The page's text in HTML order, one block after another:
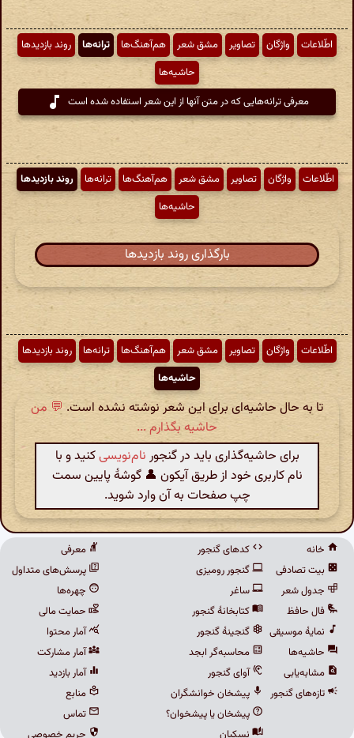
اطّلاعات واژگان تصاویر مشق شعر هم‌آهنگ‌ها ترانه‌ها
روند بازدیدها
حاشیه‌ها
معرفی ترانه‌هایی که در متن آنها از این شعر استفاده شده است
اطّلاعات واژگان تصاویر مشق شعر هم‌آهنگ‌ها ترانه‌ها
روند بازدیدها
حاشیه‌ها
بارگذاری روند بازدیدها
اطّلاعات واژگان تصاویر مشق شعر هم‌آهنگ‌ها ترانه‌ها
روند بازدیدها
حاشیه‌ها
تا به حال حاشیه‌ای برای این شعر نوشته نشده است.💬 من
حاشیه بگذارم ...
برای حاشیه‌گذاری باید در گنجور نام‌نویسیکنید و با
نام کاربری خود از طریق آیکون 👤 گوشهٔ پایین سمت
چپ صفحات به آن وارد شوید.
خانه
بیت تصادفی
جدول شعر
فال حافظ
نمایهٔ موسیقی
حاشیه‌ها
مشابه‌یابی
تازه‌های گنجور
کدهای گنجور
گنجور رومیزی
ساغر
کتابخانهٔ گنجور
گنجینهٔ گنجور
محاسبه‌گر ابجد
آوای گنجور
پیشخان خوانشگران
پیشخان یا پیشخوان؟
نسکبان
معرفی
پرسش‌های متداول
چهره‌ها
حمایت مالی
آمار محتوا
آمار مشارکت
آمار بازدید
منابع
تماس
حریم خصوصی